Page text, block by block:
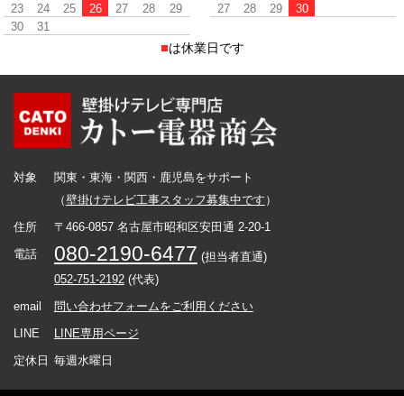
23
24 25 26 27 28
29
30
31
27
28 29 30
■は休業日です
対象
関東・東海・関西・鹿児島をサポート
（壁掛けテレビ工事スタッフ募集中です ）
住所
〒466-0857 名古屋市昭和区安田通 2-20-1
電話
080-2190-6477 (担当者直通)
052-751-2192(代表)
email
問い合わせフォームをご利用ください
LINE
LINE専用ページ
定休日 毎週水曜日